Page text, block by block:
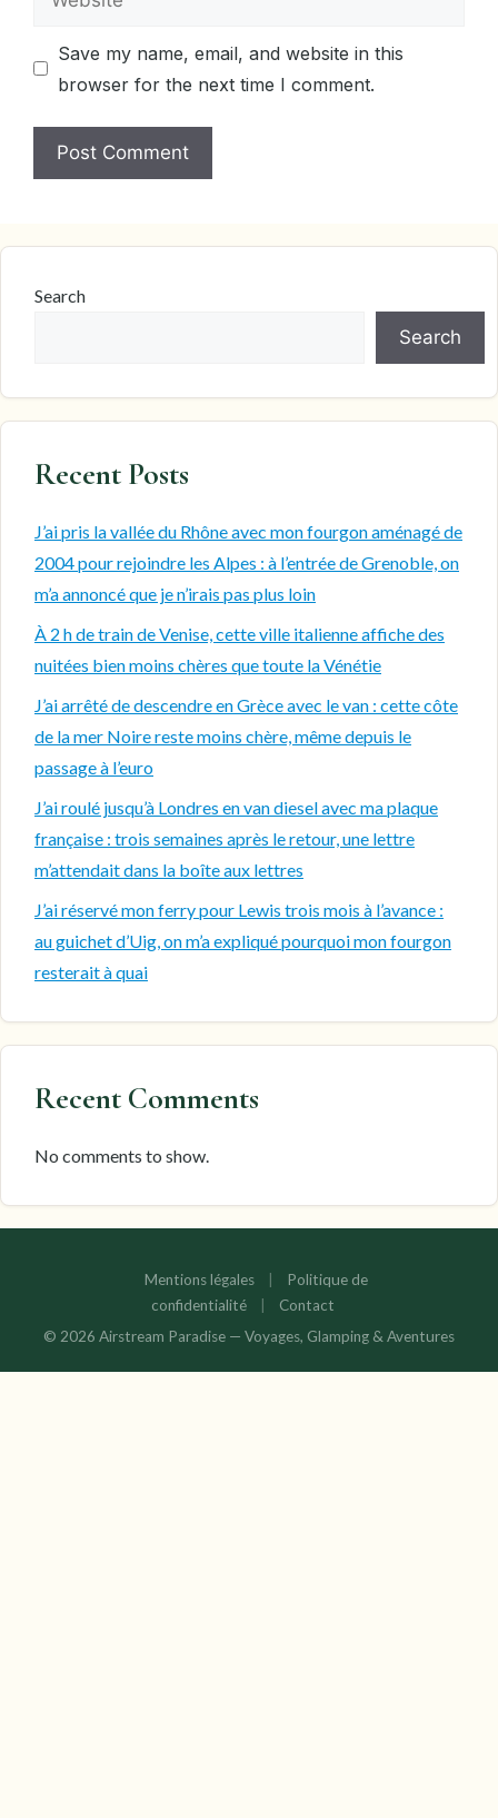
Save my name, email, and website in this
browser for the next time I comment.
Search
Search
Recent Posts
J’ai pris la vallée du Rhône avec mon fourgon aménagé de
2004 pour rejoindre les Alpes : à l’entrée de Grenoble, on
m’a annoncé que je n’irais pas plus loin
À 2 h de train de Venise, cette ville italienne affiche des
nuitées bien moins chères que toute la Vénétie
J’ai arrêté de descendre en Grèce avec le van : cette côte
de la mer Noire reste moins chère, même depuis le
passage à l’euro
J’ai roulé jusqu’à Londres en van diesel avec ma plaque
française : trois semaines après le retour, une lettre
m’attendait dans la boîte aux lettres
J’ai réservé mon ferry pour Lewis trois mois à l’avance :
au guichet d’Uig, on m’a expliqué pourquoi mon fourgon
resterait à quai
Recent Comments
No comments to show.
Mentions légales
Politique de
confidentialité
Contact
© 2026 Airstream Paradise — Voyages, Glamping & Aventures